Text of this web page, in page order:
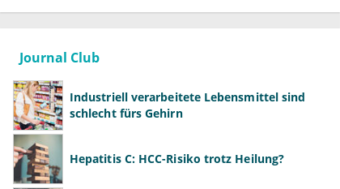
Journal Club
Industriell verarbeitete Lebensmittel sind
schlecht fürs Gehirn
Hepatitis C: HCC-Risiko trotz Heilung?